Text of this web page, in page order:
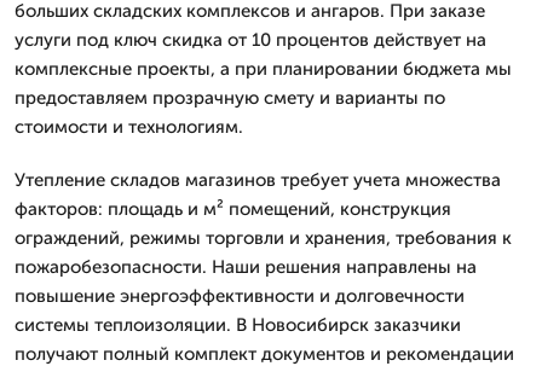
больших складских комплексов и ангаров. При заказе
услуги под ключ скидка от 10 процентов действует на
комплексные проекты, а при планировании бюджета мы
предоставляем прозрачную смету и варианты по
стоимости и технологиям.
Утепление складов магазинов требует учета множества
факторов: площадь и м² помещений, конструкция
ограждений, режимы торговли и хранения, требования к
пожаробезопасности. Наши решения направлены на
повышение энергоэффективности и долговечности
системы теплоизоляции. В Новосибирск заказчики
получают полный комплект документов и рекомендации